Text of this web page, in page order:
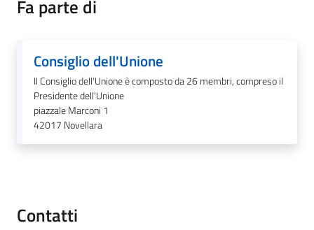
Tutti
argomenti...
Fa parte di
Consiglio dell'Unione
Il Consiglio dell'Unione è composto da 26 membri, compreso il
Presidente dell'Unione
piazzale Marconi 1
42017 Novellara
Contatti